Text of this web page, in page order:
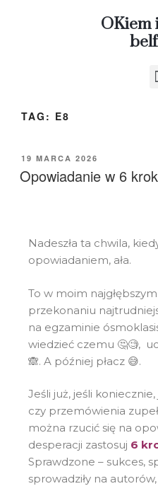
OKiem
TAG: E8
19 MARCA 2026
Opowiadanie w 6
Nadeszła ta chwila,
opowiadaniem, ała.
To w moim
przekonaniu
na egzaminie
wiedzieć czemu 🤔🧐,
🙈. A później płacz 😅.
Jeśli już, jeśli
czy przemówienia
można rzucić się na
desperacji zastosuj 6
Sprawdzone – sukces,
sprowadziły na